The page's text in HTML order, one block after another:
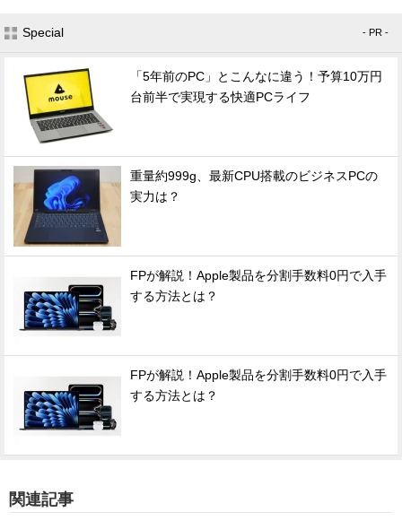
Special - PR -
「5年前のPC」とこんなに違う！予算10万円
台前半で実現する快適PCライフ
重量約999g、最新CPU搭載のビジネスPCの
実力は？
FPが解説！Apple製品を分割手数料0円で入手
する方法とは？
FPが解説！Apple製品を分割手数料0円で入手
する方法とは？
関連記事